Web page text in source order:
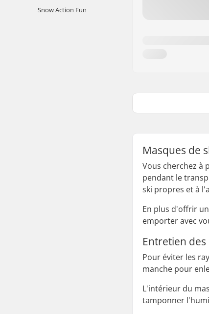
Snow Action Fun
Masques de
Vous cherchez à
pendant le
ski propres et à
En plus d'offrir
emporter avec
Entretien
Pour éviter les
manche pour
L'intérieur du
tamponner